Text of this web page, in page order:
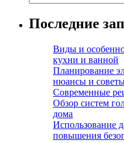
Последние
Виды и
кухни и ванной
Планирование
нюансы и
Современные
Обзор систем
дома
Использование
повышения